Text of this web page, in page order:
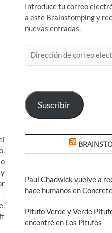
-
Introduce tu correo
a este Brainstomping y
nuevas entradas.
de
Suscribir
Paul Chadwick vuelve a
hace humanos en
Pitufo Verde y Verde
encontré en Los Pitufos